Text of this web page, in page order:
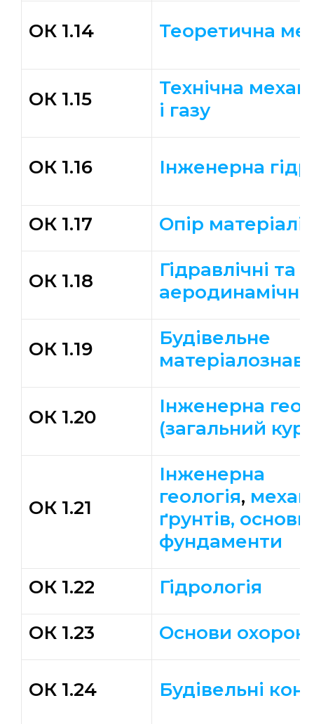
ОК 1.14 Теоретична
ОК 1.15
Технічна
і газу
ОК 1.16 Інженерна
ОК 1.17 Опір матеріалів
ОК 1.18
Гідравлічні та
ОК 1.19
Будівельне
ОК 1.20
Інженерна
(загальний
ОК 1.21
Інженерна
геологія,
ґрунтів, основи
фундаменти
ОК 1.22 Гідрологія
ОК 1.23 Основи
ОК 1.24 Будівельні